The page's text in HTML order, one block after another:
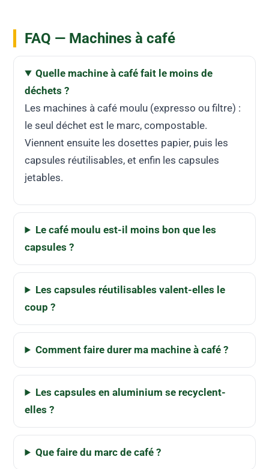
FAQ — Machines à café
Quelle machine à café fait le moins de
déchets ?
Les machines à café moulu (expresso ou filtre) :
le seul déchet est le marc, compostable.
Viennent ensuite les dosettes papier, puis les
capsules réutilisables, et enfin les capsules
jetables.
Le café moulu est-il moins bon que les
capsules ?
Les capsules réutilisables valent-elles le
coup ?
Comment faire durer ma machine à café ?
Les capsules en aluminium se recyclent-
elles ?
Que faire du marc de café ?